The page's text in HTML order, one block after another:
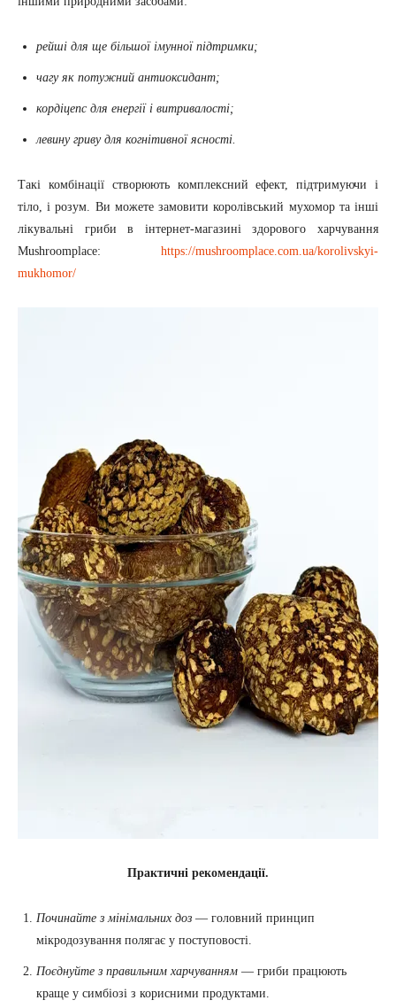
рейші для ще більшої імунної підтримки;
чагу як потужний антиоксидант;
кордіцепс для енергії і витривалості;
левину гриву для когнітивної ясності.
Такі комбінації створюють комплексний ефект, підтримуючи і
тіло, і розум. Ви можете замовити королівський мухомор та інші
лікувальні гриби в інтернет-магазині здорового харчування
Mushroomplace: https://mushroomplace.com.ua/korolivskyi-
mukhomor/
Практичні рекомендації.
Починайте з мінімальних доз — головний принцип
мікродозування полягає у поступовості.
Поєднуйте з правильним харчуванням — гриби працюють
краще у симбіозі з корисними продуктами.